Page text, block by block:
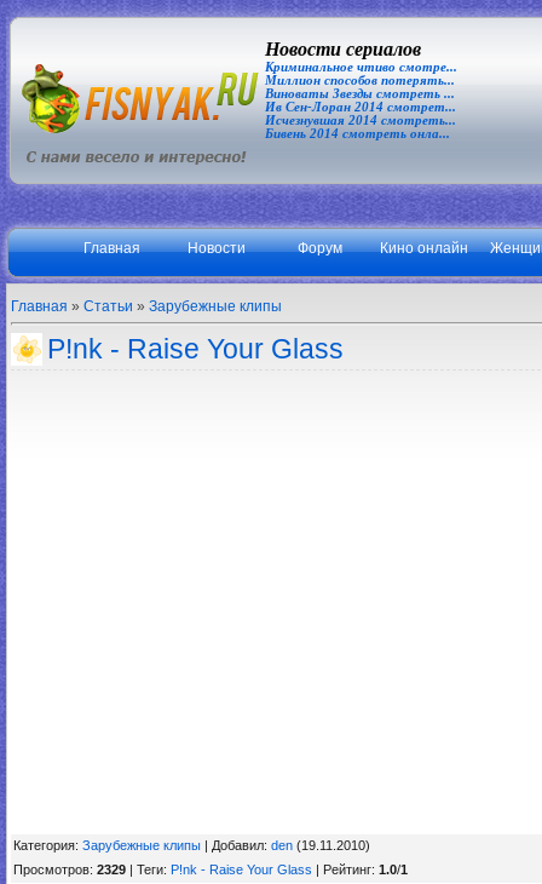
Новости сериалов
Криминальное чтиво смотре...
Миллион способов потерять...
Виноваты Звезды смотреть ...
Ив Сен-Лоран 2014 смотрет...
Исчезнувшая 2014 смотреть...
Бивень 2014 смотреть онла...
Главная Новости Форум Кино онлайн
Главная » Статьи » Зарубежные клипы
P!nk - Raise Your Glass
Категория: Зарубежные клипы | Добавил: den (19.11.2010)
Просмотров: 2329 | Теги: P!nk - Raise Your Glass | Рейтинг: 1.0/1